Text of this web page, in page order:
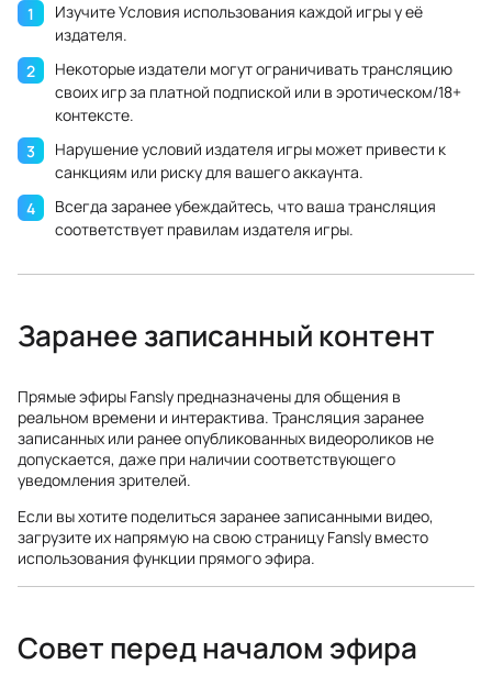
Изучите Условия использования каждой игры у её
издателя.
Некоторые издатели могут ограничивать трансляцию
своих игр за платной подпиской или в эротическом/18+
контексте.
Нарушение условий издателя игры может привести к
санкциям или риску для вашего аккаунта.
Всегда заранее убеждайтесь, что ваша трансляция
соответствует правилам издателя игры.
Заранее записанный контент
Прямые эфиры Fansly предназначены для общения в
реальном времени и интерактива. Трансляция заранее
записанных или ранее опубликованных видеороликов не
допускается, даже при наличии соответствующего
уведомления зрителей.
Если вы хотите поделиться заранее записанными видео,
загрузите их напрямую на свою страницу Fansly вместо
использования функции прямого эфира.
Совет перед началом эфира